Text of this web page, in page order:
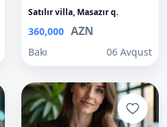
Satılır villa, Masazır q.
360,000 AZN
Bakı 06 Avqust